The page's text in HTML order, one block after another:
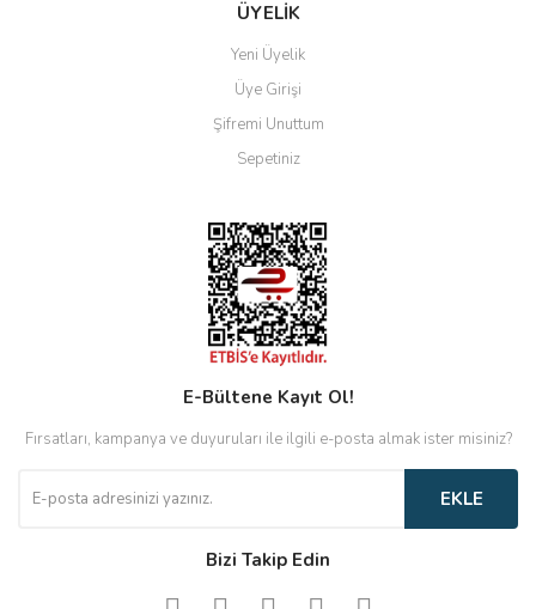
ÜYELİK
Yeni Üyelik
Üye Girişi
Şifremi Unuttum
Sepetiniz
E-Bültene Kayıt Ol!
Fırsatları, kampanya ve duyuruları ile ilgili e-posta almak ister misiniz?
EKLE
Bizi Takip Edin